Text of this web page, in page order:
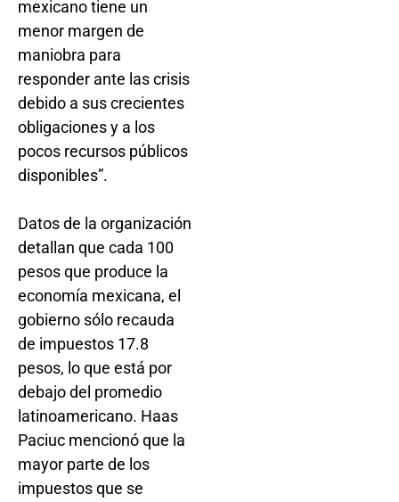
mexicano tiene un
menor margen de
maniobra para
responder ante las crisis
debido a sus crecientes
obligaciones y a los
pocos recursos públicos
disponibles”.
Datos de la organización
detallan que cada 100
pesos que produce la
economía mexicana, el
gobierno sólo recauda
de impuestos 17.8
pesos, lo que está por
debajo del promedio
latinoamericano. Haas
Paciuc mencionó que la
mayor parte de los
impuestos que se